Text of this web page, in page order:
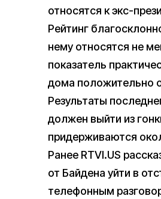
относятся к экс-
Рейтинг
нему относятся не
показатель
дома положительно
Результаты
должен выйти из
придерживаются
Ранее RTVI.US
от Байдена уйти в
телефонным